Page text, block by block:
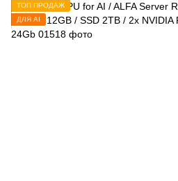
ТОП ПРОДАЖ
ДЛЯ AI